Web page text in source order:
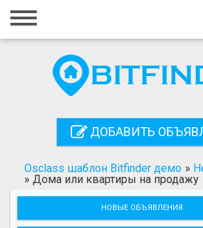
Главная
Регистрация
Поиск
ДОБАВИТЬ
Osclass шаблон Bitfinder демо »
» Дома или квартиры на продажу
НОВЫЕ ОБЪЯВЛЕНИЯ